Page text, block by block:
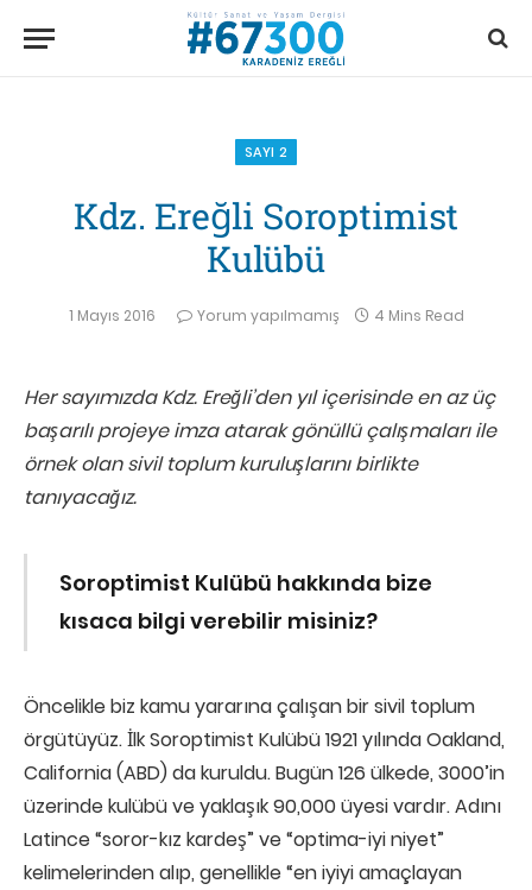
SAYI 2
Kdz. Ereğli Soroptimist
Kulübü
1 Mayıs 2016 Yorum yapılmamış 4 Mins Read
Her sayımızda Kdz. Ereğli’den yıl içerisinde en az üç
başarılı projeye imza atarak gönüllü çalışmaları ile
örnek olan sivil toplum kuruluşlarını birlikte
tanıyacağız.
Soroptimist Kulübü hakkında bize
kısaca bilgi verebilir misiniz?
Öncelikle biz kamu yararına çalışan bir sivil toplum
örgütüyüz. İlk Soroptimist Kulübü 1921 yılında Oakland,
California (ABD) da kuruldu. Bugün 126 ülkede, 3000’in
üzerinde kulübü ve yaklaşık 90,000 üyesi vardır. Adını
Latince “soror-kız kardeş” ve “optima-iyi niyet”
kelimelerinden alıp, genellikle “en iyiyi amaçlayan